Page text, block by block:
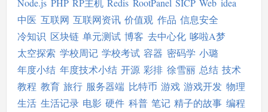
中医 互联网 互联网资讯 价值观 作品 信息安全
冷知识 区块链 单元测试 博客 去中心化 哆啦A梦
太空探索 学校周记 学校考试 容器 密码学 小璐
年度小结 年度技术小结 开源 彩排 徐雪丽 总结 技术
教程 教育 旅行 服务器端 比特币 游戏 游戏开发 物理
生活 生活记录 电影 硬件 科普 笔记 精子的故事 编程